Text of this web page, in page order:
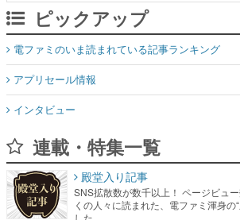
ピックアップ
電ファミのいま読まれている記事ランキング
アプリセール情報
インタビュー
連載・特集一覧
殿堂入り記事
SNS拡散数が数千以上！ ページビュ
くの人々に読まれた、電ファミ渾身の
した。